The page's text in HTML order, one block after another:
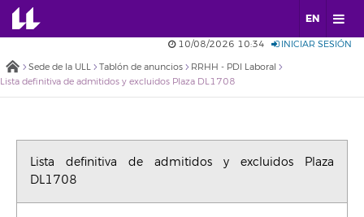
EN
10/08/2026 10:34 INICIAR SESIÓN
Sede de la ULL Tablón de anuncios
RRHH - PDI Laboral
Lista definitiva de admitidos y excluidos Plaza DL1708
Lista definitiva de admitidos y excluidos Plaza
DL1708